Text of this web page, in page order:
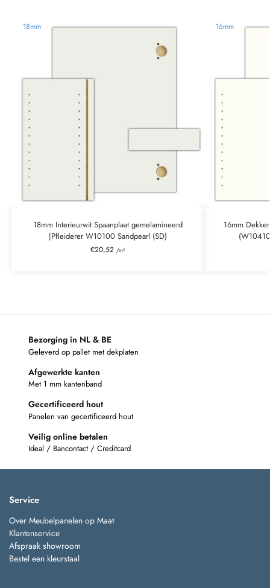
18mm
18mm Interieurwit Spaanplaat gemelamineerd
|Pfleiderer W10100 Sandpearl (SD)
€20,52 /m²
16mm
16mm
Bezorging in NL & BE
Geleverd op pallet met dekplaten
Afgewerkte kanten
Met 1 mm kantenband
Gecertificeerd hout
Panelen van gecertificeerd hout
Veilig online betalen
Ideal / Bancontact / Creditcard
Service
Over Meubelpanelen op Maat
Klantenservice
Afspraak showroom
Bestel een kleurstaal